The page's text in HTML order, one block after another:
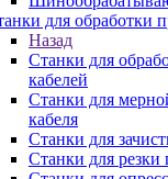
для обработки
Назад
Станки для
кабелей
Станки для
кабеля
Станки для
Станки для резки